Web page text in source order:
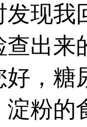
发现我
出来
，糖
粉的